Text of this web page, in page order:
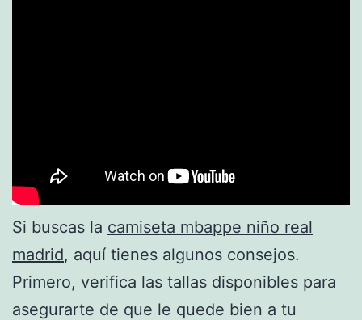
Si buscas la camiseta mbappe niño real
madrid, aquí tienes algunos consejos.
Primero, verifica las tallas disponibles para
asegurarte de que le quede bien a tu